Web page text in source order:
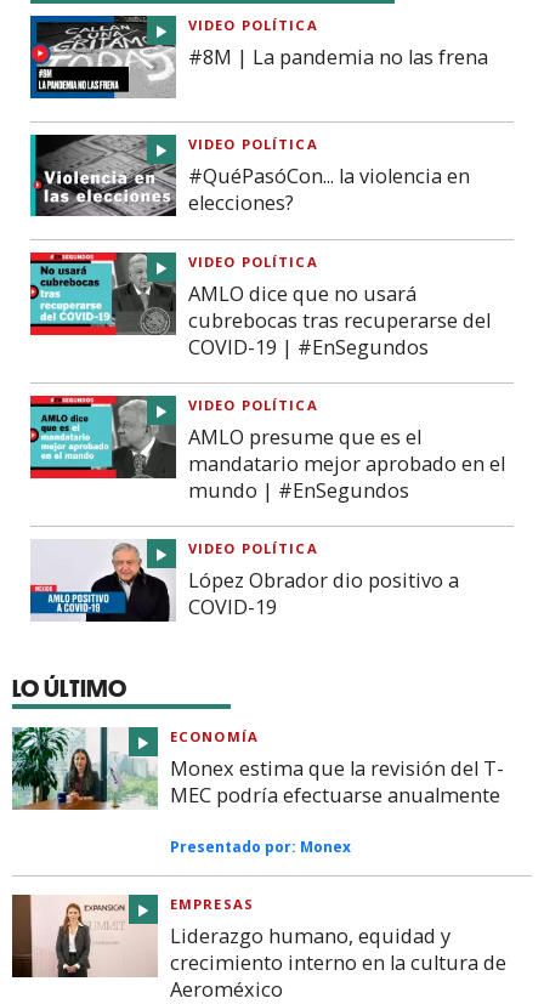
VIDEO POLÍTICA
#8M | La pandemia no las frena
VIDEO POLÍTICA
#QuéPasóCon... la violencia en
elecciones?
VIDEO POLÍTICA
AMLO dice que no usará
cubrebocas tras recuperarse del
COVID-19 | #EnSegundos
VIDEO POLÍTICA
AMLO presume que es el
mandatario mejor aprobado en el
mundo | #EnSegundos
VIDEO POLÍTICA
López Obrador dio positivo a
COVID-19
LO ÚLTIMO
ECONOMÍA
Monex estima que la revisión del T-
MEC podría efectuarse anualmente
Presentado por: Monex
EMPRESAS
Liderazgo humano, equidad y
crecimiento interno en la cultura de
Aeroméxico